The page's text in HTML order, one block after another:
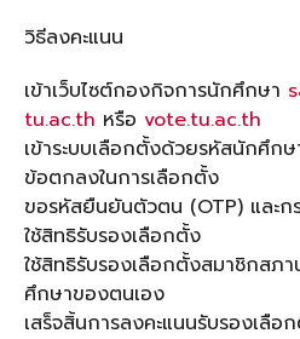
วิธีลงคะแนน
เข้าเว็บไซต์กองกิจการนักศึกษา
tu.ac.th หรือ vote.tu.ac.th
เข้าระบบเลือกตั้งด้วยรหัสนักศึก
ข้อตกลงในการเลือกตั้ง
ขอรหัสยืนยันตัวตน (OTP) และ
ใช้สิทธิรับรองเลือกตั้ง
ใช้สิทธิรับรองเลือกตั้งสมาชิกสภ
ศึกษาของตนเอง
เสร็จสิ้นการลงคะแนนรับรองเลื